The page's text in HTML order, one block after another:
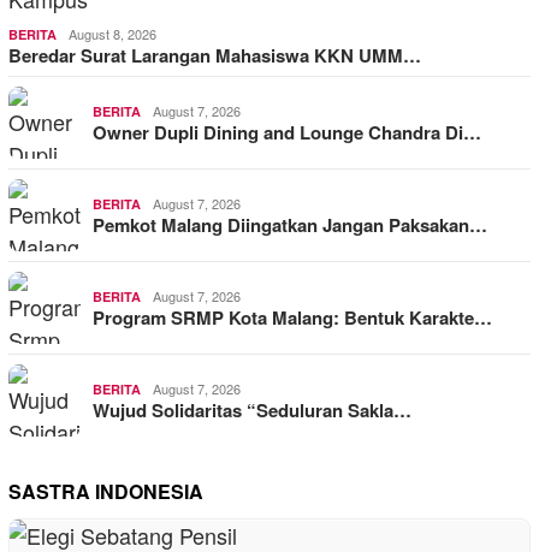
BERITA August 8, 2026
Beredar Surat Larangan Mahasiswa KKN UMM…
BERITA August 7, 2026
Owner Dupli Dining and Lounge Chandra Di…
BERITA August 7, 2026
Pemkot Malang Diingatkan Jangan Paksakan…
BERITA August 7, 2026
Program SRMP Kota Malang: Bentuk Karakte…
BERITA August 7, 2026
Wujud Solidaritas “Seduluran Sakla…
SASTRA INDONESIA